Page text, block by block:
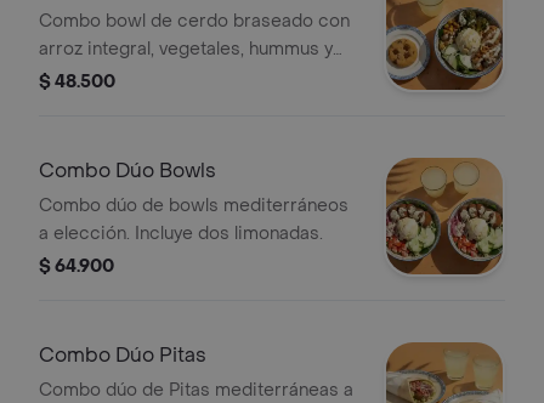
Combo bowl de cerdo braseado con
arroz integral, vegetales, hummus y
vinagreta libanesa. Incluye galleta
$ 48.500
Combo Dúo Bowls
Combo dúo de bowls mediterráneos
a elección. Incluye dos limonadas.
$ 64.900
Combo Dúo Pitas
Combo dúo de Pitas mediterráneas a